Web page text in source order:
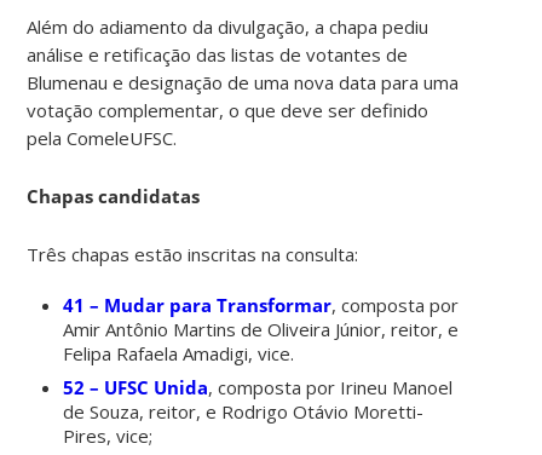
Além do adiamento da divulgação, a chapa pediu
análise e retificação das listas de votantes de
Blumenau e designação de uma nova data para uma
votação complementar, o que deve ser definido
pela ComeleUFSC.
Chapas candidatas
Três chapas estão inscritas na consulta:
41 – Mudar para Transformar, composta por
Amir Antônio Martins de Oliveira Júnior, reitor, e
Felipa Rafaela Amadigi, vice.
52 – UFSC Unida, composta por Irineu Manoel
de Souza, reitor, e Rodrigo Otávio Moretti-
Pires, vice;